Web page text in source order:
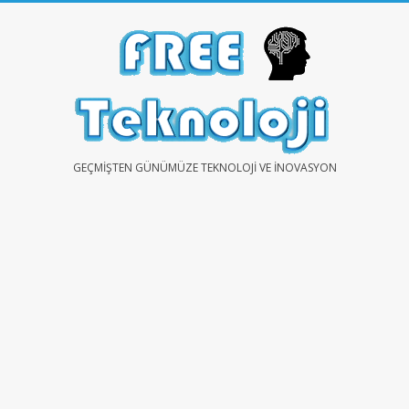
FREEGEÇMIŞTEN GÜNÜMÜZE TEKNOLOJI VE İNOVASYON